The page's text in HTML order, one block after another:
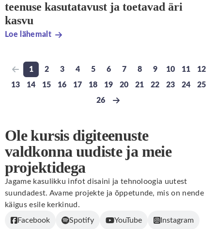
teenuse kasutatavust ja toetavad äri
kasvu
Loe lähemalt
Previous page
Go to page
1
Go to page
2
Go to page
3
Go to page
4
Go to page
5
Go to page
6
Go to page
7
Go to page
8
Go to page
9
Go to page
10
Go to
11
Go
12
Go to page
13
Go to page
14
Go to page
15
Go to page
16
Go to page
17
Go to page
18
Go to page
19
Go to page
20
Go to page
21
Go to page
22
Go to page
23
Go to
24
Go
25
Go to page
26
Next page
Ole kursis digiteenuste
valdkonna uudiste ja meie
projektidega
Jagame kasulikku infot disaini ja tehnoloogia uutest
suundadest. Avame projekte ja õppetunde, mis on nende
käigus esile kerkinud.
Facebook
Spotify YouTube Instagram